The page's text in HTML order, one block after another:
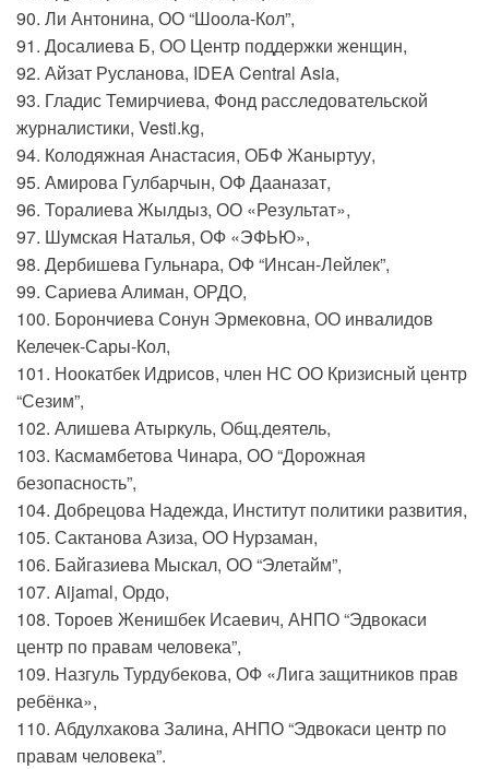
90. Ли Антонина, ОО “Шоола-Кол”,
91. Досалиева Б, ОО Центр поддержки женщин,
92. Айзат Русланова, IDEA Central Asia,
93. Гладис Темирчиева, Фонд расследовательской
журналистики, Vesti.kg,
94. Колодяжная Анастасия, ОБФ Жаныртуу,
95. Амирова Гулбарчын, ОФ Дааназат,
96. Торалиева Жылдыз, ОО «Результат»,
97. Шумская Наталья, ОФ «ЭФЬЮ»,
98. Дербишева Гульнара, ОФ “Инсан-Лейлек”,
99. Сариева Алиман, ОРДО,
100. Борончиева Сонун Эрмековна, ОО инвалидов
Келечек-Сары-Кол,
101. Ноокатбек Идрисов, член НС ОО Кризисный центр
“Сезим”,
102. Алишева Атыркуль, Общ.деятель,
103. Касмамбетова Чинара, ОО “Дорожная
безопасность”,
104. Добрецова Надежда, Институт политики развития,
105. Сактанова Азиза, ОО Нурзаман,
106. Байгазиева Мыскал, ОО “Элетайм”,
107. Aijamal, Ордо,
108. Тороев Женишбек Исаевич, АНПО “Эдвокаси
центр по правам человека”,
109. Назгуль Турдубекова, ОФ «Лига защитников прав
ребёнка»,
110. Абдулхакова Залина, АНПО “Эдвокаси центр по
правам человека”.